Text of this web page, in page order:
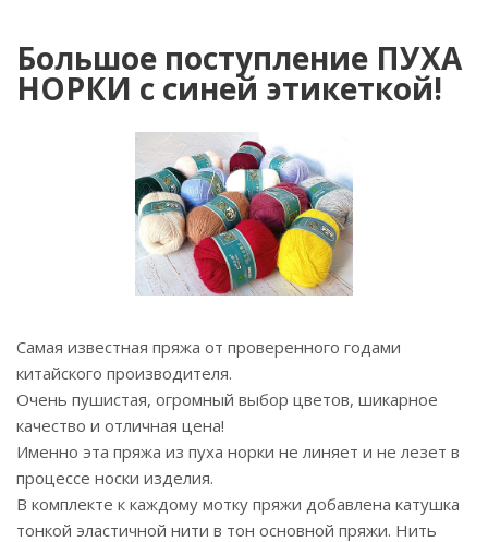
Большое поступление ПУХА
НОРКИ с синей этикеткой!
Самая известная пряжа от проверенного годами
китайского производителя.
Очень пушистая, огромный выбор цветов, шикарное
качество и отличная цена!
Именно эта пряжа из пуха норки не линяет и не лезет в
процессе носки изделия.
В комплекте к каждому мотку пряжи добавлена катушка
тонкой эластичной нити в тон основной пряжи. Нить